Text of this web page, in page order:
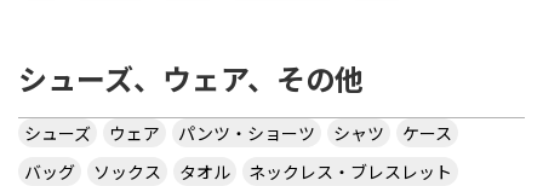
シューズ、ウェア、その他
シューズ ウェア パンツ・ショーツ シャツ
ケース
バッグ
ソックス タオル
ネックレス・ブレスレット